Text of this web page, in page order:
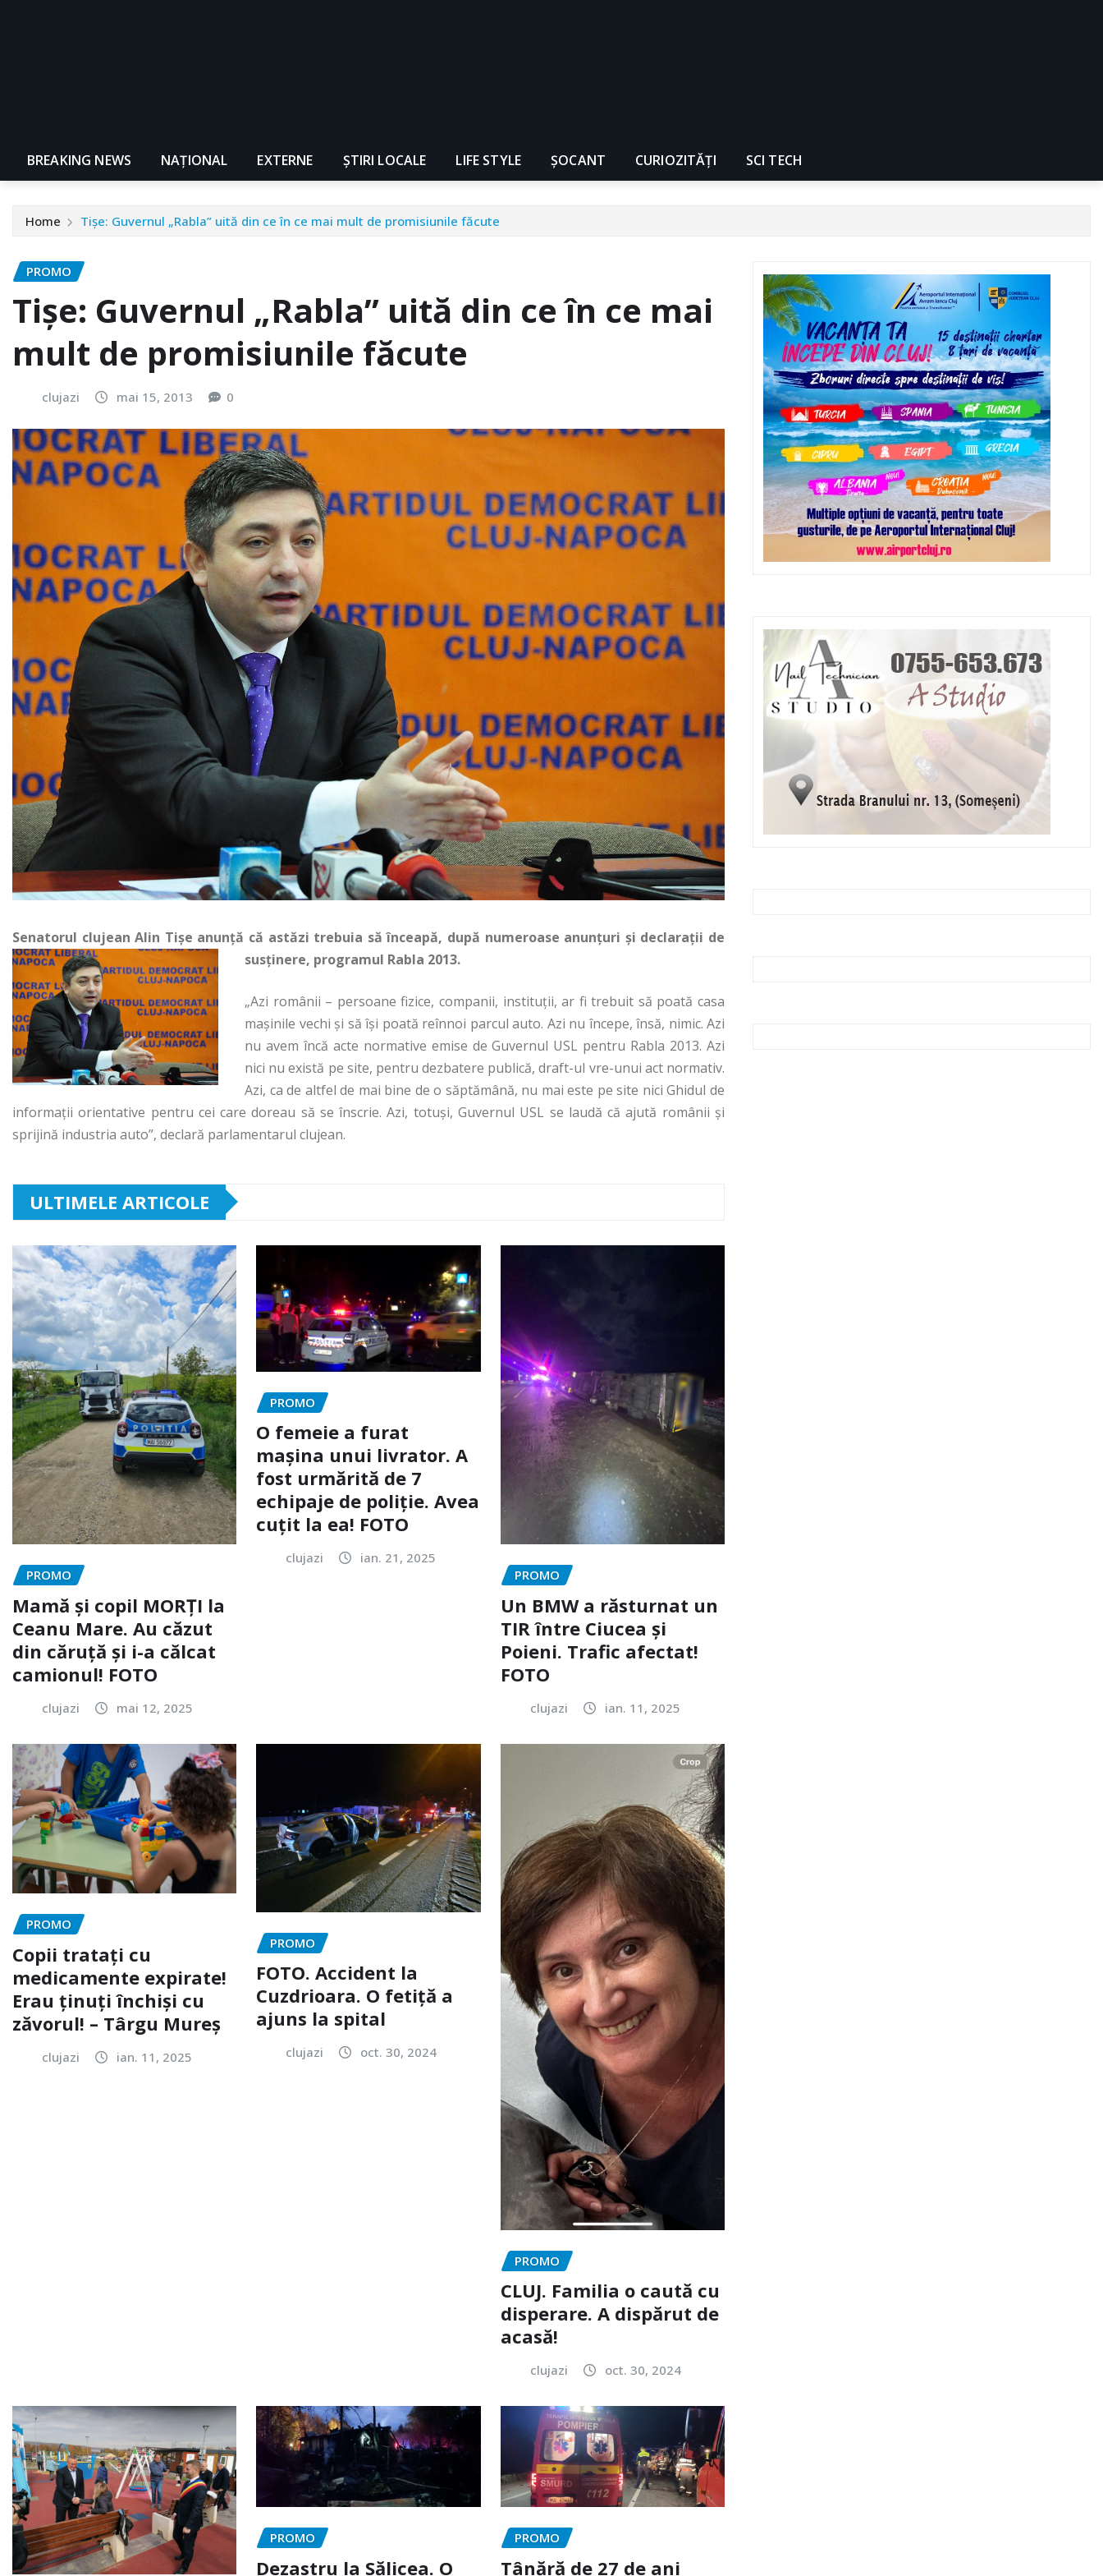
BREAKING NEWS NAŢIONAL EXTERNE ȘTIRI LOCALE LIFE STYLE ȘOCANT CURIOZITĂȚI SCI TECH
Home Tişe: Guvernul „Rabla” uită din ce în ce mai mult de promisiunile făcute
PROMO
Tişe: Guvernul „Rabla” uită din ce în ce mai
mult de promisiunile făcute
clujazi mai 15, 2013 0
Senatorul clujean Alin Tişe anunţă că astăzi trebuia să înceapă, după numeroase anunţuri şi declaraţii de
susţinere, programul Rabla 2013.
„Azi românii – persoane fizice, companii, instituţii, ar fi trebuit să poată casa
maşinile vechi şi să îşi poată reînnoi parcul auto. Azi nu începe, însă, nimic. Azi
nu avem încă acte normative emise de Guvernul USL pentru Rabla 2013. Azi
nici nu există pe site, pentru dezbatere publică, draft-ul vre-unui act normativ.
Azi, ca de altfel de mai bine de o săptămână, nu mai este pe site nici Ghidul de
informaţii orientative pentru cei care doreau să se înscrie. Azi, totuşi, Guvernul USL se laudă că ajută românii şi
sprijină industria auto”, declară parlamentarul clujean.
ULTIMELE ARTICOLE
PROMO
Mamă și copil MORȚI la
Ceanu Mare. Au căzut
din căruță și i-a călcat
camionul! FOTO
clujazi mai 12, 2025
PROMO
O femeie a furat
mașina unui livrator. A
fost urmărită de 7
echipaje de poliție. Avea
cuțit la ea! FOTO
clujazi
ian. 21, 2025
PROMO
Un BMW a răsturnat un
TIR între Ciucea și
Poieni. Trafic afectat!
FOTO
clujazi ian. 11, 2025
PROMO
Copii tratați cu
medicamente expirate!
Erau ținuți închiși cu
zăvorul! – Târgu Mureș
clujazi ian. 11, 2025
PROMO
FOTO. Accident la
Cuzdrioara. O fetiță a
ajuns la spital
clujazi oct. 30, 2024
PROMO
CLUJ. Familia o caută cu
disperare. A dispărut de
acasă!
clujazi oct. 30, 2024
PROMO
Dezastru la Sălicea. O
PROMO
Tânără de 27 de ani